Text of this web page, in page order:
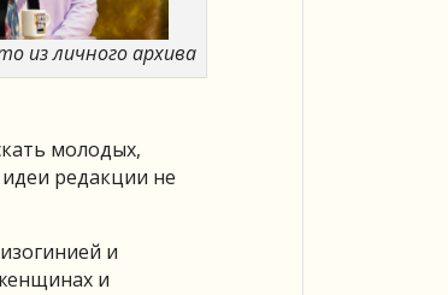
из личного архива
молодых,
редакции не
и
и